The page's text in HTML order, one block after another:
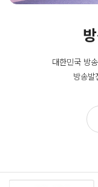
대한민국 방
방송발